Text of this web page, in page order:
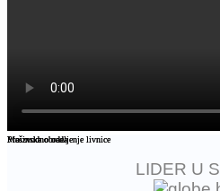
Proizvodno odeljenje livnice
Proizvodno odeljenje livnice
Mašinska obrada
Mašinska obrada
LIDER U